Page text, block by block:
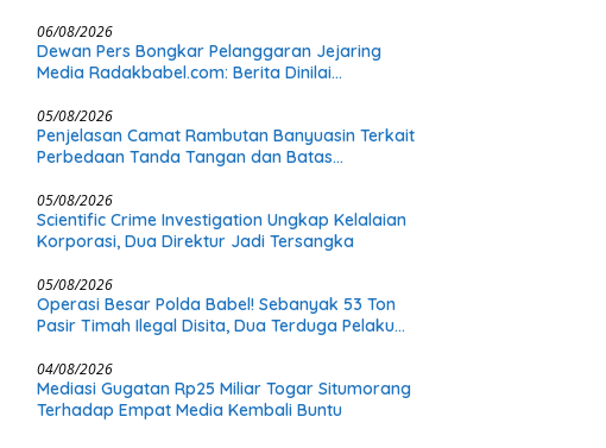
06/08/2026
Dewan Pers Bongkar Pelanggaran Jejaring
Media Radakbabel.com: Berita Dinilai
Berimbang
05/08/2026
Penjelasan Camat Rambutan Banyuasin Terkait
Perbedaan Tanda Tangan dan Batas
05/08/2026
Scientific Crime Investigation Ungkap Kelalaian
Korporasi, Dua Direktur Jadi Tersangka
05/08/2026
Operasi Besar Polda Babel! Sebanyak 53 Ton
Pasir Timah Ilegal Disita, Dua Terduga Pelaku
04/08/2026
Mediasi Gugatan Rp25 Miliar Togar Situmorang
Terhadap Empat Media Kembali Buntu